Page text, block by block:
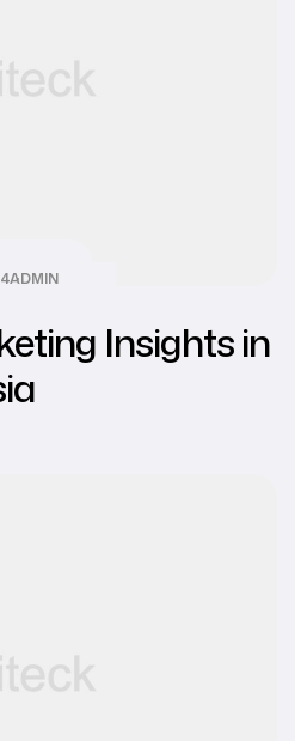
ADMIN
Insights in